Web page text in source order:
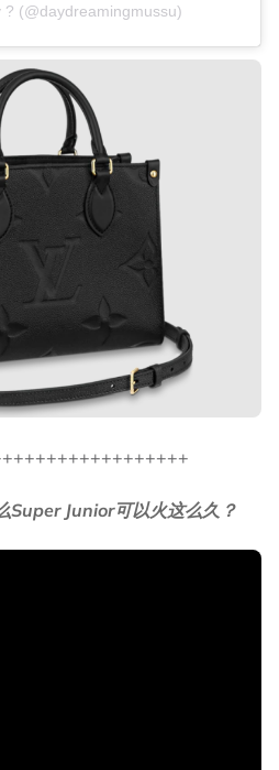
? (@daydreamingmussu)
Super Junior可以火这么久？